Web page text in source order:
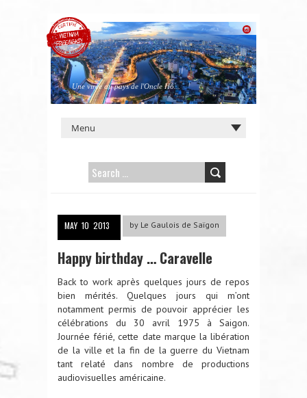
Une virée au pays de l'Oncle Hô...
SEARCH
MAY 10 2013 by Le Gaulois de Saïgon
Happy birthday … Caravelle
Back to work après quelques jours de repos
bien mérités. Quelques jours qui m’ont
notamment permis de pouvoir apprécier les
célébrations du 30 avril 1975 à Saigon.
Journée férié, cette date marque la libération
de la ville et la fin de la guerre du Vietnam
tant relaté dans nombre de productions
audiovisuelles américaine.